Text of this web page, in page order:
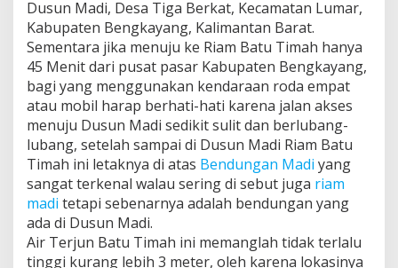
Dusun Madi, Desa Tiga Berkat, Kecamatan Lumar,
Kabupaten Bengkayang, Kalimantan Barat.
Sementara jika menuju ke Riam Batu Timah hanya
45 Menit dari pusat pasar Kabupaten Bengkayang,
bagi yang menggunakan kendaraan roda empat
atau mobil harap berhati-hati karena jalan akses
menuju Dusun Madi sedikit sulit dan berlubang-
lubang, setelah sampai di Dusun Madi Riam Batu
Timah ini letaknya di atas Bendungan Madi yang
sangat terkenal walau sering di sebut juga riam
madi tetapi sebenarnya adalah bendungan yang
ada di Dusun Madi.
Air Terjun Batu Timah ini memanglah tidak terlalu
tinggi kurang lebih 3 meter, oleh karena lokasinya